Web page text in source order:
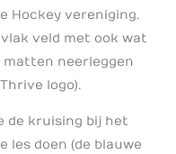
Hockey vereniging.
veld met ook wat
neerleggen
logo).
de kruising bij het
les doen (de blauwe